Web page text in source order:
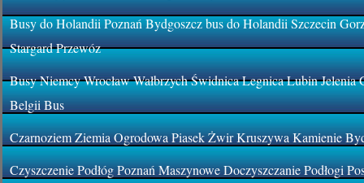
Busy do Holandii Poznań Bydgoszcz bus do Holandii Szczecin
Stargard Przewóz
Busy Niemcy Wrocław Wałbrzych Świdnica Legnica Lubin
Belgii Bus
Czarnoziem Ziemia Ogrodowa Piasek Żwir Kruszywa Kamienie
Czyszczenie Podłóg Poznań Maszynowe Doczyszczanie Podłogi